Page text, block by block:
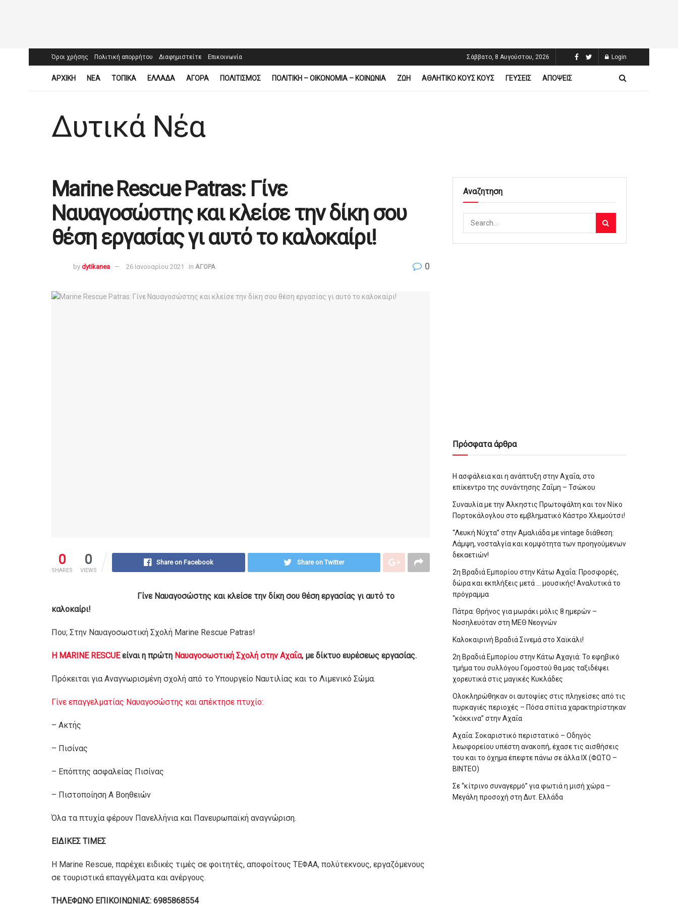
Όροι χρήσης Πολιτική απορρήτου Διαφημιστείτε Επικοινωνία Σάββατο, 8 Αυγούστου, 2026 Login
ΑΡΧΙΚΗ ΝΕΑ ΤΟΠΙΚΑ ΕΛΛΑΔΑ ΑΓΟΡΑ ΠΟΛΙΤΙΣΜΟΣ ΠΟΛΙΤΙΚΗ – ΟΙΚΟΝΟΜΙΑ – ΚΟΙΝΩΝΙΑ ΖΩΗ ΑΘΛΗΤΙΚΟ ΚΟΥΣ ΚΟΥΣ ΓΕΥΣΕΙΣ ΑΠΟΨΕΙΣ
Δυτικά Νέα
Marine Rescue Patras: Γίνε
Ναυαγοσώστης και κλείσε την δίκη σου
θέση εργασίας γι αυτό το καλοκαίρι!
by dytikanea 26 Ιανουαρίου 2021 in ΑΓΟΡΑ 0
0
SHARES
0
VIEWS
Share on Facebook Share on Twitter
Γίνε Ναυαγοσώστης και κλείσε την δίκη σου θέση εργασίας γι αυτό το
καλοκαίρι!
Που; Στην Ναυαγοσωστική Σχολή Marine Rescue Patras!
Η MARINE RESCUEείναι η πρώτη Ναυαγοσωστική Σχολή στην Αχαΐα, με δίκτυο ευρέσεως εργασίας.
Πρόκειται για Αναγνωρισμένη σχολή από το Υπουργείο Ναυτιλίας και το Λιμενικό Σώμα.
Γίνε επαγγελματίας Ναυαγοσώστης και απέκτησε πτυχίο:
– Ακτής
– Πισίνας
– Επόπτης ασφαλείας Πισίνας
– Πιστοποίηση Α Βοηθειών
Όλα τα πτυχία φέρουν Πανελλήνια και Πανευρωπαϊκή αναγνώριση.
ΕΙΔΙΚΕΣ ΤΙΜΕΣ
Η Marine Rescue, παρέχει ειδικές τιμές σε φοιτητές, αποφοίτους ΤΕΦΑΑ, πολύτεκνους, εργαζόμενους
σε τουριστικά επαγγέλματα και ανέργους.
ΤΗΛΕΦΩΝΟ ΕΠΙΚΟΙΝΩΝΙΑΣ: 6985868554
Αναζητηση
Πρόσφατα άρθρα
Η ασφάλεια και η ανάπτυξη στην Αχαΐα, στο
επίκεντρο της συνάντησης Ζαΐμη – Τσώκου
Συναυλία με την Άλκηστις Πρωτοψάλτη και τον Νίκο
Πορτοκάλογλου στο εμβληματικό Κάστρο Χλεμούτσι!
“Λευκή Νύχτα” στην Αμαλιάδα με vintage διάθεση:
Λάμψη, νοσταλγία και κομψότητα των προηγούμενων
δεκαετιών!
2η Βραδιά Εμπορίου στην Κάτω Αχαΐα: Προσφορές,
δώρα και εκπλήξεις μετά … μουσικής! Αναλυτικά το
πρόγραμμα
Πάτρα: Θρήνος για μωράκι μόλις 8 ημερών –
Νοσηλευόταν στη ΜΕΘ Νεογνών
Καλοκαιρινή Βραδιά Σινεμά στο Χαϊκάλι!
2η Βραδιά Εμπορίου στην Κάτω Αχαγιά: Το εφηβικό
τμήμα του συλλόγου Γομοστού θα μας ταξιδέψει
χορευτικά στις μαγικές Κυκλάδες
Ολοκληρώθηκαν οι αυτοψίες στις πληγείσες από τις
πυρκαγιές περιοχές – Πόσα σπίτια χαρακτηρίστηκαν
“κόκκινα” στην Αχαΐα
Αχαΐα: Σοκαριστικό περιστατικό – Οδηγός
λεωφορείου υπέστη ανακοπή, έχασε τις αισθήσεις
του και το όχημα έπεφτε πάνω σε άλλα ΙΧ (ΦΩΤΟ –
ΒΙΝΤΕΟ)
Σε “κίτρινο συναγερμό” για φωτιά η μισή χώρα –
Μεγάλη προσοχή στη Δυτ. Ελλάδα